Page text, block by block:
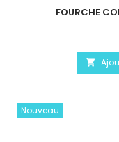
FOURCHE

Nouveau